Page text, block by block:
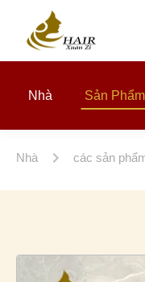
Nhà Sản Phẩm
Nhà các sản